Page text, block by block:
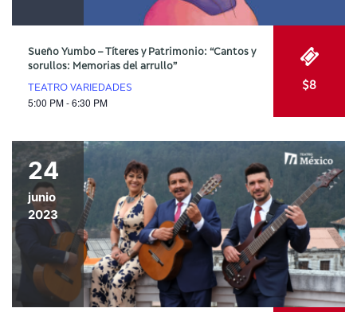
Sueño Yumbo – Títeres y Patrimonio: “Cantos y
sorullos: Memorias del arrullo”
TEATRO VARIEDADES
5:00 PM - 6:30 PM
$8
24
junio
2023